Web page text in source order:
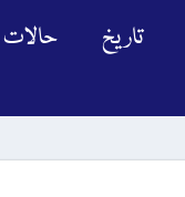
تاریخ